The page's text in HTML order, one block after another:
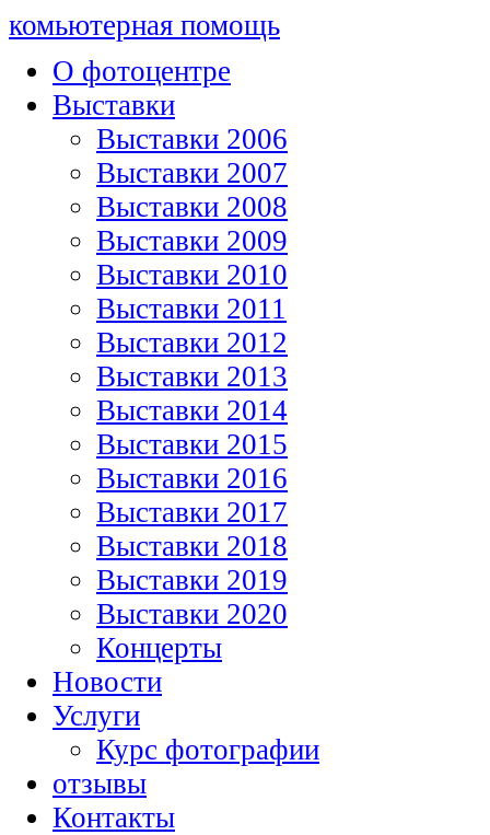
комьютерная помощь
О фотоцентре
Выставки
Выставки 2006
Выставки 2007
Выставки 2008
Выставки 2009
Выставки 2010
Выставки 2011
Выставки 2012
Выставки 2013
Выставки 2014
Выставки 2015
Выставки 2016
Выставки 2017
Выставки 2018
Выставки 2019
Выставки 2020
Концерты
Новости
Услуги
Курс фотографии
отзывы
Контакты